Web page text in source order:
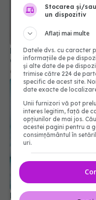
FDA amână o
COVID-19
07 apr 2025, 14:45
Noile vaccinuri anti-
Stocarea și/
un dispozitiv
Aflați mai multe
Datele dvs. cu caracter
informațiile de pe
și alte date de pe
trimise către 224 de
specific de acest site.
date exacte de
Unii furnizori vă pot
interes legitim, față de
opțiunilor de mai jos.
acestei pagini pentru a
consimțământul în
uri.